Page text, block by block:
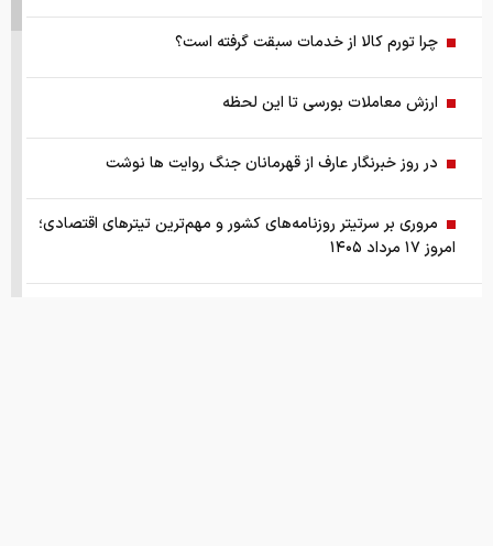
چرا تورم کالا از خدمات سبقت گرفته است؟
ارزش معاملات بورسی تا این لحظه
در روز خبرنگار عارف از قهرمانان جنگ روایت ها نوشت
مروری بر سرتیتر روزنامه‌های کشور و مهم‌ترین تیترهای اقتصادی؛
امروز ۱۷ مرداد ۱۴۰۵